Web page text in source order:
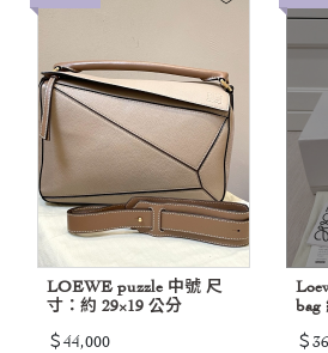
LOEWE puzzle 中號 尺
寸：約 29×19 公分
＄44,000
bag
＄